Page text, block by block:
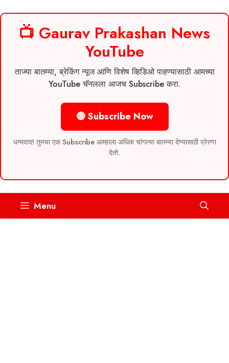
📺 Gaurav Prakashan News
YouTube
ताज्या बातम्या, ब्रेकिंग न्यूज आणि विशेष व्हिडिओ पाहण्यासाठी आमच्या
YouTube चॅनलला आजच Subscribe करा.
🔴 Subscribe Now
धन्यवाद! तुमचा एक Subscribe आम्हाला अधिक चांगल्या बातम्या देण्यासाठी प्रेरणा
देतो.
Menu